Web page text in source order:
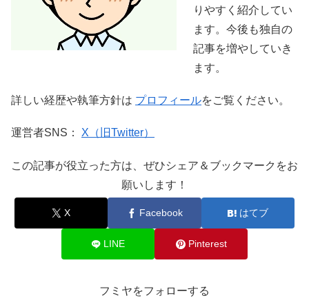
りやすく紹介してい
ます。今後も独自の
記事を増やしていき
ます。
詳しい経歴や執筆方針は プロフィールをご覧ください。
運営者SNS： X（旧Twitter）
この記事が役立った方は、ぜひシェア＆ブックマークをお
願いします！
X Facebook はてブ
LINE Pinterest
フミヤをフォローする